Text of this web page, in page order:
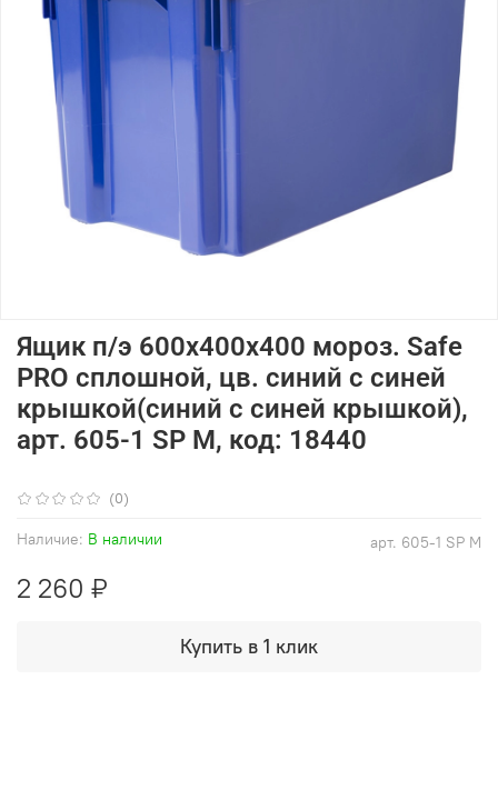
(0)
арт. 605-1 SP М
Наличие: В наличии
Ящик п/э 600х400х400 мороз. Safe
PRO сплошной, цв. синий с синей
крышкой(синий с синей крышкой),
арт. 605-1 SP М, код: 18440
2 260 ₽
Купить в 1 клик